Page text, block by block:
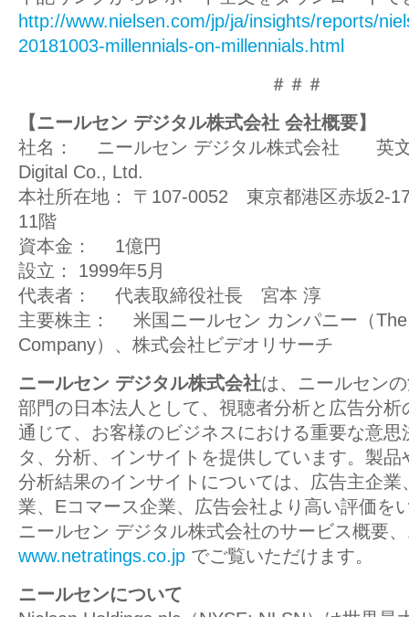
http://www.nielsen.com/jp/ja/insights/reports/
20181003-millennials-on-millennials.html
＃＃＃
【ニールセン デジタル株式会社 会社概要】
社名： ニールセン デジタル株式会社 英
Digital Co., Ltd.
本社所在地： 〒107-0052 東京都港区赤坂2-
11階
資本金： 1億円
設立： 1999年5月
代表者： 代表取締役社長 宮本 淳
主要株主： 米国ニールセン カンパニー（The
Company）、株式会社ビデオリサーチ
ニールセン デジタル株式会社は、ニールセン
部門の日本法人として、視聴者分析と広告分析
通じて、お客様のビジネスにおける重要な意思
タ、分析、インサイトを提供しています。製
分析結果のインサイトについては、広告主企業
業、Eコマース企業、広告会社より高い評価を
ニールセン デジタル株式会社のサービス概要
www.netratings.co.jp でご覧いただけます。
ニールセンについて